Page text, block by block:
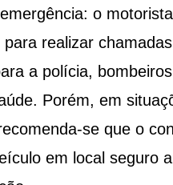
o
realizar
a polícia,
Porém, em
se que o
em local seguro